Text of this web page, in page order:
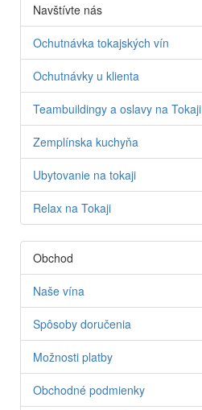
Navštívte nás
Ochutnávka tokajských vín
Ochutnávky u klienta
Teambuildingy a oslavy na Tokaji
Zemplínska kuchyňa
Ubytovanie na tokaji
Relax na Tokaji
Obchod
Naše vína
Spôsoby doručenia
Možnosti platby
Obchodné podmienky